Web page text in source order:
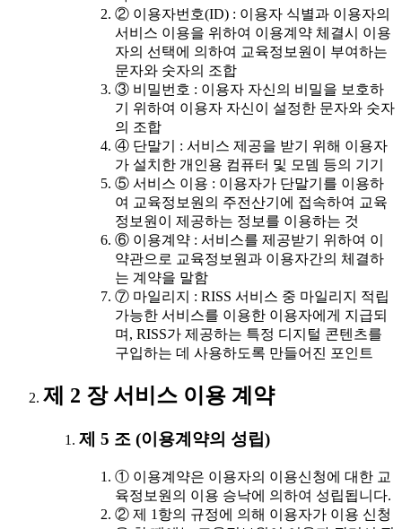
② 이용자번호(ID) : 이용자 식별과 이용자의
서비스 이용을 위하여 이용계약 체결시 이용
자의 선택에 의하여 교육정보원이 부여하는
문자와 숫자의 조합
③ 비밀번호 : 이용자 자신의 비밀을 보호하
기 위하여 이용자 자신이 설정한 문자와 숫자
의 조합
④ 단말기 : 서비스 제공을 받기 위해 이용자
가 설치한 개인용 컴퓨터 및 모뎀 등의 기기
⑤ 서비스 이용 : 이용자가 단말기를 이용하
여 교육정보원의 주전산기에 접속하여 교육
정보원이 제공하는 정보를 이용하는 것
⑥ 이용계약 : 서비스를 제공받기 위하여 이
약관으로 교육정보원과 이용자간의 체결하
는 계약을 말함
⑦ 마일리지 : RISS 서비스 중 마일리지 적립
가능한 서비스를 이용한 이용자에게 지급되
며, RISS가 제공하는 특정 디지털 콘텐츠를
구입하는 데 사용하도록 만들어진 포인트
제 2 장 서비스 이용 계약
제 5 조 (이용계약의 성립)
① 이용계약은 이용자의 이용신청에 대한 교
육정보원의 이용 승낙에 의하여 성립됩니다.
② 제 1항의 규정에 의해 이용자가 이용 신청